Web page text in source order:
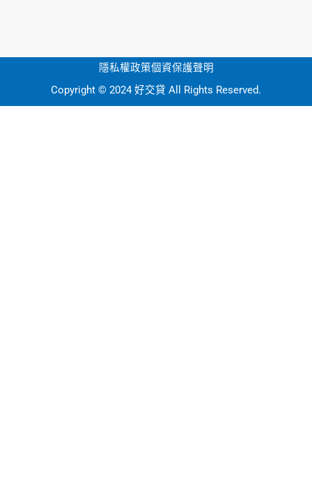
隱私權政策個資保護聲明
Copyright © 2024 好交貸 All Rights Reserved.